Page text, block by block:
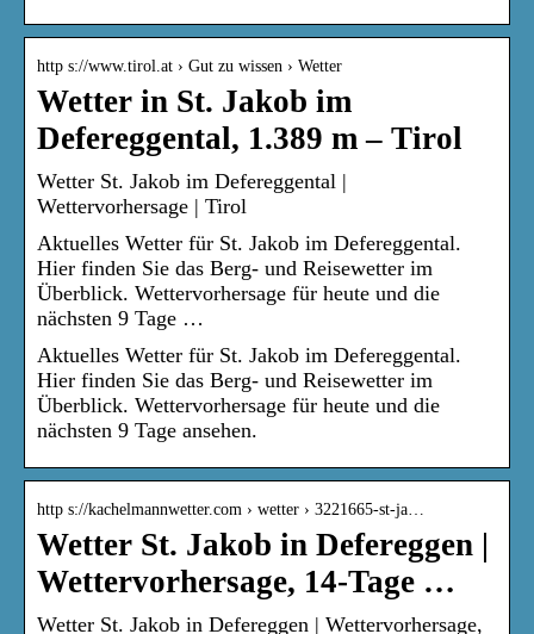
http s://www.tirol.at › Gut zu wissen › Wetter
Wetter in St. Jakob im
Defereggental, 1.389 m – Tirol
Wetter St. Jakob im Defereggental |
Wettervorhersage | Tirol
Aktuelles Wetter für St. Jakob im Defereggental.
Hier finden Sie das Berg- und Reisewetter im
Überblick. Wettervorhersage für heute und die
nächsten 9 Tage …
Aktuelles Wetter für St. Jakob im Defereggental.
Hier finden Sie das Berg- und Reisewetter im
Überblick. Wettervorhersage für heute und die
nächsten 9 Tage ansehen.
http s://kachelmannwetter.com › wetter › 3221665-st-ja…
Wetter St. Jakob in Defereggen |
Wettervorhersage, 14-Tage …
Wetter St. Jakob in Defereggen | Wettervorhersage,